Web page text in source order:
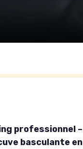
professionnel –
basculante en